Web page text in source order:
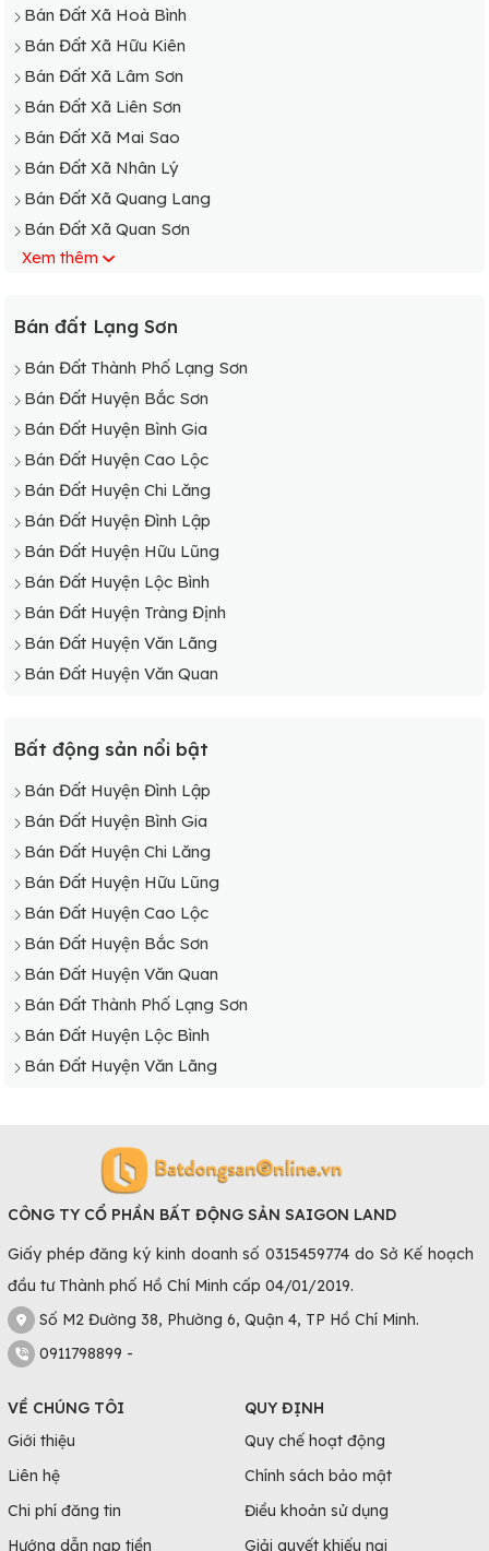
Bán Đất Xã Hoà Bình
Bán Đất Xã Hữu Kiên
Bán Đất Xã Lâm Sơn
Bán Đất Xã Liên Sơn
Bán Đất Xã Mai Sao
Bán Đất Xã Nhân Lý
Bán Đất Xã Quang Lang
Bán Đất Xã Quan Sơn
Bán Đất Xã Thượng Cường
Bán Đất Xã Vạn Linh
Xem thêm
Bán đất Lạng Sơn
Bán Đất Thành Phố Lạng Sơn
Bán Đất Huyện Bắc Sơn
Bán Đất Huyện Bình Gia
Bán Đất Huyện Cao Lộc
Bán Đất Huyện Chi Lăng
Bán Đất Huyện Đình Lập
Bán Đất Huyện Hữu Lũng
Bán Đất Huyện Lộc Bình
Bán Đất Huyện Tràng Định
Bán Đất Huyện Văn Lãng
Bán Đất Huyện Văn Quan
Bất động sản nổi bật
Bán Đất Huyện Đình Lập
Bán Đất Huyện Bình Gia
Bán Đất Huyện Chi Lăng
Bán Đất Huyện Hữu Lũng
Bán Đất Huyện Cao Lộc
Bán Đất Huyện Bắc Sơn
Bán Đất Huyện Văn Quan
Bán Đất Thành Phố Lạng Sơn
Bán Đất Huyện Lộc Bình
Bán Đất Huyện Văn Lãng
CÔNG TY CỔ PHẦN BẤT ĐỘNG SẢN SAIGON LAND
Giấy phép đăng ký kinh doanh số 0315459774 do Sở Kế hoạch
đầu tư Thành phố Hồ Chí Minh cấp 04/01/2019.
Số M2 Đường 38, Phường 6, Quận 4, TP Hồ Chí Minh.
0911798899 -
VỀ CHÚNG TÔI
Giới thiệu
Liên hệ
Chi phí đăng tin
Hướng dẫn nạp tiền
QUY ĐỊNH
Quy chế hoạt động
Chính sách bảo mật
Điều khoản sử dụng
Giải quyết khiếu nại